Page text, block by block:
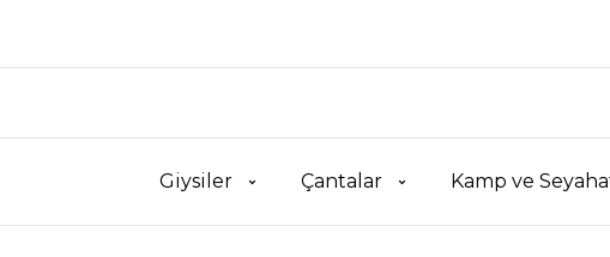
Giysiler Çantalar Kamp ve